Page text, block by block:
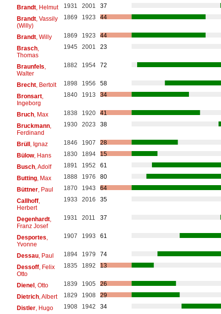
Brandt, Helmut 1931 2001
37
Brandt, Vassily
(Willy)
1869 1923 44
Brandt, Willy 1869 1923
44
Brasch,
Thomas
1945 2001 23
Braunfels
Walter
1882 1954 72
Brecht, Bertolt 1898 1956
58
Bronsart,
Ingeborg
1840 1913 34
Bruch, Max 1838 1920
41
Bruckmann,
Ferdinand
1930 2023 38
Brüll, Ignaz 1846 1907
28
Bülow, Hans 1830 1894
15
Busch, Adolf 1891 1952
61
Butting, Max 1888 1976
80
Büttner, Paul 1870 1943
64
Callhoff,
Herbert
1933 2016 35
Degenhardt,
Franz Josef
1931 2011 37
Desportes
Yvonne
1907 1993 61
Dessau, Paul 1894 1979
74
Dessoff, Felix
Otto
1835 1892 13
Dienel, Otto 1839 1905
26
Dietrich, Albert 1829 1908
29
Distler, Hugo 1908 1942
34